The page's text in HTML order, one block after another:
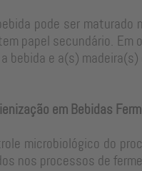
pode ser
papel secundário.
bebida e a(s)
em Bebidas
microbiológico do
nos processos de